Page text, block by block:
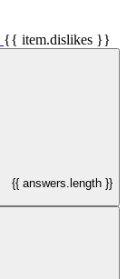
{{ item.dislikes }}
{{ answers.length }}